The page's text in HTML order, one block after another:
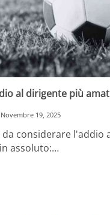
al dirigente più
Novembre 19, 2025
considerare l'addio
assoluto:…